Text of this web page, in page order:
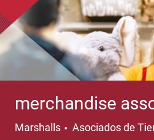
merchandise
Marshalls Categoría
Asociados de